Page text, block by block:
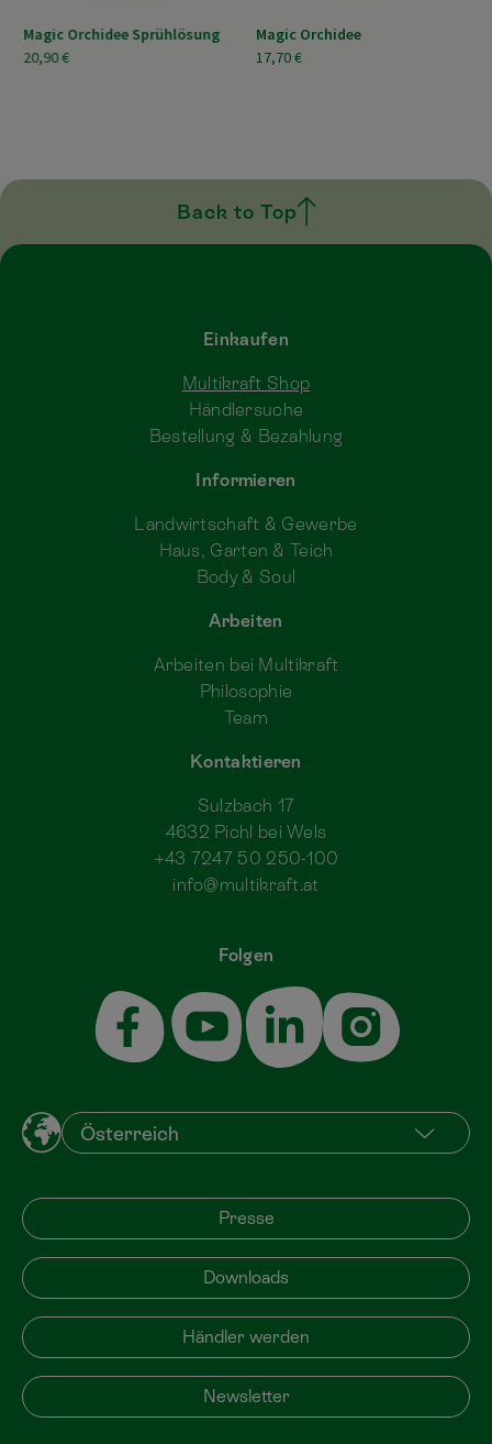
Magic Orchidee Sprühlösung
20,90 €
Magic Orchidee
17,70 €
Back to Top
Folgen
Einkaufen
Multikraft Shop
Händlersuche
Bestellung & Bezahlung
Informieren
Landwirtschaft & Gewerbe
Haus, Garten & Teich
Body & Soul
Arbeiten
Arbeiten bei Multikraft
Philosophie
Team
Kontaktieren
Sulzbach 17
4632 Pichl bei Wels
+43 7247 50 250-100
info@multikraft.at
Presse
Downloads
Händler werden
Newsletter